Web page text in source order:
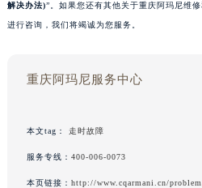
解决办法)”。如果您还有其他关于重庆阿玛尼维
进行咨询，我们将竭诚为您服务。
重庆阿玛尼服务中心
本文tag： 走时故障
服务专线： 400-006-0073
本页链接： http://www.cqarmani.cn/